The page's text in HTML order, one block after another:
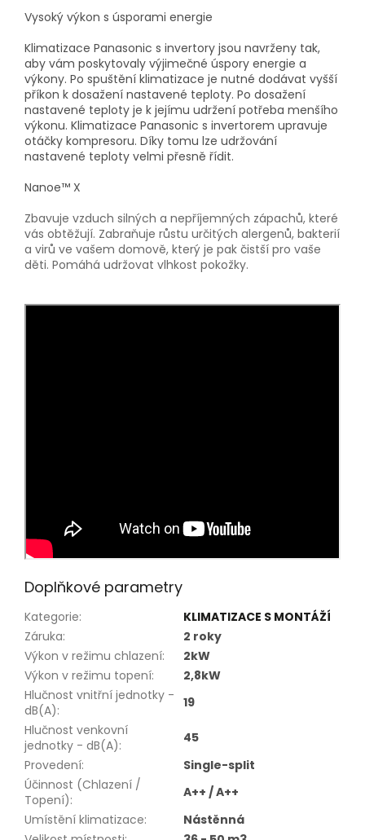
Vysoký výkon s úsporami energie
Klimatizace Panasonic s invertory jsou navrženy tak,
aby vám poskytovaly výjimečné úspory energie a
výkony. Po spuštění klimatizace je nutné dodávat vyšší
příkon k dosažení nastavené teploty. Po dosažení
nastavené teploty je k jejímu udržení potřeba menšího
výkonu. Klimatizace Panasonic s invertorem upravuje
otáčky kompresoru. Díky tomu lze udržování
nastavené teploty velmi přesně řídit.
Nanoe™ X
Zbavuje vzduch silných a nepříjemných zápachů, které
vás obtěžují. Zabraňuje růstu určitých alergenů, bakterií
a virů ve vašem domově, který je pak čistší pro vaše
děti. Pomáhá udržovat vlhkost pokožky.
Doplňkové parametry
Kategorie:
KLIMATIZACE S MONTÁŽÍ
Záruka:
2 roky
Výkon v režimu chlazení:
2kW
Výkon v režimu topení:
2,8kW
Hlučnost vnitřní jednotky -
dB(A):
19
Hlučnost venkovní
jednotky - dB(A):
45
Provedení:
Single-split
Účinnost (Chlazení /
Topení):
A++ / A++
Umístění klimatizace:
Nástěnná